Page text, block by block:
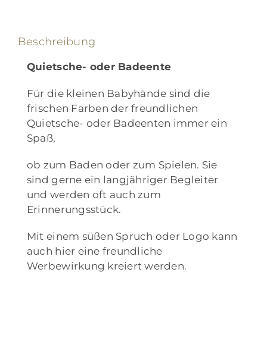
Beschreibung
Quietsche- oder Badeente
Für die kleinen Babyhände sind die
frischen Farben der freundlichen
Quietsche- oder Badeenten immer ein
Spaß,
ob zum Baden oder zum Spielen. Sie
sind gerne ein langjähriger Begleiter
und werden oft auch zum
Erinnerungsstück.
Mit einem süßen Spruch oder Logo kann
auch hier eine freundliche
Werbewirkung kreiert werden.